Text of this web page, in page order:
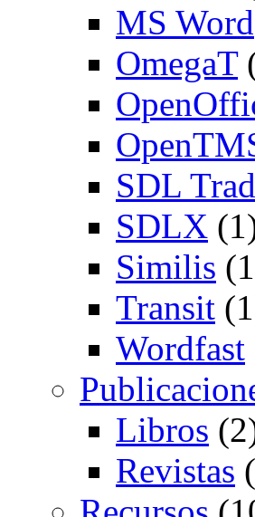
MS Word
OmegaT
SDL
SDLX
Similis
Transit
Wordfast
Libros
Revistas